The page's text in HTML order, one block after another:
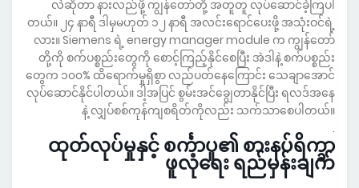
လဲဆိုတာ နားလည်ဖို့ ကျွန်တော်တို့ အတူတူ လုပ်ဆောင်ခဲ့ကြပါ
တယ်။ ၂၄ နာရီ ဒါမှမဟုတ် ၁၂ နာရီ အလင်းရောင်ပေးဖို့ အသုံးဝင်ရဲ့
လား။ Siemens ရဲ့ energy manager module က ကျွန်တော်
တို့ကို စက်ပစ္စည်းတွေကို စောင့်ကြည့်နိုင်စေပြီး အဲဒါနဲ့ စက်ပစ္စည်း
တွေက ၁၀၀% ထိရောက်မှုရှိစွာ လည်ပတ်နေကြောင်း သေချာအောင်
လုပ်ဆောင်နိုင်ပါတယ်။ ဒါ့အပြင် စွမ်းအင်ချွေတာနိုင်ပြီး ရလဒ်အနေ
နဲ့ လျှပ်စစ်ကုန်ကျစရိတ်ကိုလည်း သက်သာစေပါတယ်။
.
ထုတ်လုပ်မှုနှင့် စင်္ကာပူ၏ စားနပ်ရိက္ခာ
ဖူလုံရေး ရည်မှန်းချက်